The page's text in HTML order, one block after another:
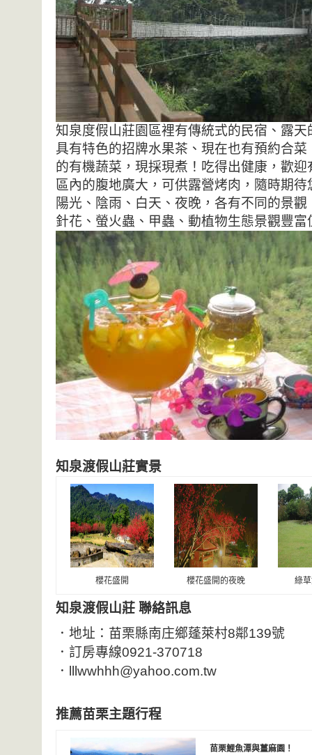
知泉度假山莊園區裡有傳統式的民宿、露
具有特色的招牌水果茶、現在也有預約合
的有機蔬菜，現採現煮！吃得出健康，歡
區內的腹地廣大，可供露營烤肉，隨時期
陽光、陰雨、白天、夜晚，各有不同的景
針花、螢火蟲、甲蟲、動植物生態景觀豐富
知泉渡假山莊實景
櫻花盛開 櫻花盛開的夜晚 綠
知泉渡假山莊 聯絡訊息
．地址：苗栗縣南庄鄉蓬萊村8鄰139號
．訂房專線0921-370718
．lllwwhhh@yahoo.com.tw
推薦苗栗主題行程
苗栗鯉魚潭與薑麻園！